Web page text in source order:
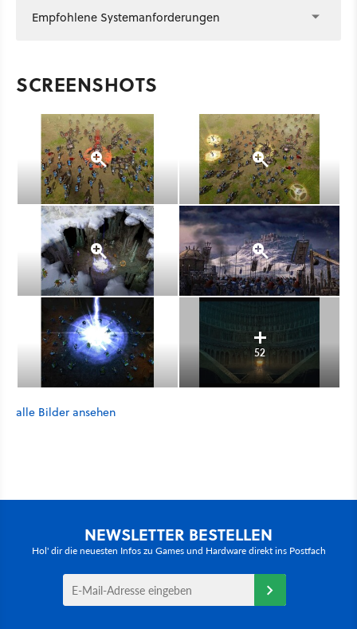
Empfohlene Systemanforderungen
SCREENSHOTS
52
alle Bilder ansehen
NEWSLETTER BESTELLEN
Hol' dir die neuesten Infos zu Games und Hardware direkt ins Postfach